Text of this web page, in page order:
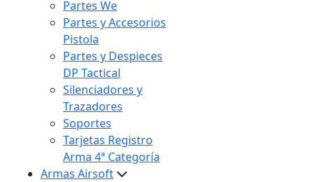
Partes We
Partes y Accesorios
Pistola
Partes y Despieces
DP Tactical
Silenciadores y
Trazadores
Soportes
Tarjetas Registro
Arma 4ª Categoría
Armas Airsoft